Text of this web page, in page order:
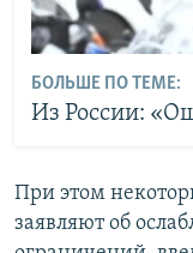
БОЛЬШЕ ПО ТЕМЕ:
Из России:
При этом
заявляют об